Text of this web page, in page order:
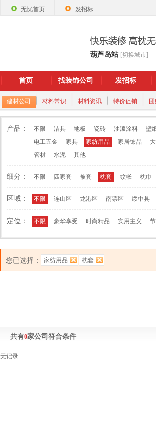
无忧首页 发招标
葫芦岛站 [切换城市]
首页 找装饰公司 发招标
建材公司 材料常识 材料资讯 特价促销
产品： 不限 洁具 地板 瓷砖 油漆涂料 壁
电工五金
家具 家纺用品 家居饰品
管材
水泥 其他
细分： 不限 四家套 被套 枕套 蚊帐 枕巾
区域： 不限 连山区 龙港区 南票区 绥中县
定位： 不限 豪华享受 时尚精品 实用主义
您已选择： 家纺用品 枕套
共有0家公司符合条件
无记录